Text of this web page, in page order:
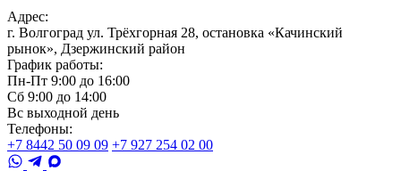
Адрес:
г. Волгоград ул. Трёхгорная 28, остановка «Качинский
рынок», Дзержинский район
График работы:
Пн-Пт 9:00 до 16:00
Сб 9:00 до 14:00
Вс выходной день
Телефоны:
+7 8442 50 09 09 +7 927 254 02 00